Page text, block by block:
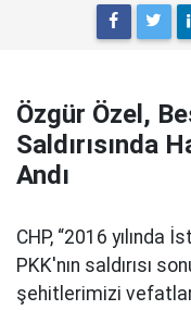
Özgür Özel,
Saldırısında
Andı
CHP, “2016
PKK'nın saldırısı
şehitlerimizi